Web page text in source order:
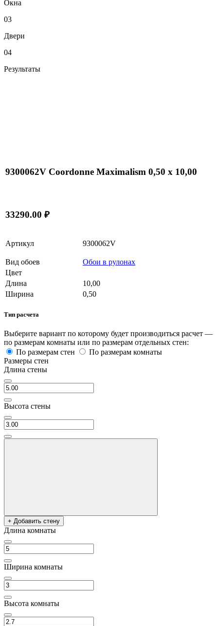
Окна
03
Двери
04
Результаты
9300062V Coordonne Maximalism 0,50 х 10,00
33290.00 ₽
Артикул 9300062V
Вид обоев
Обои в рулонах
Цвет
Длина
10,00
Ширина
0,50
Тип расчета
Выберите вариант по которому будет производиться расчет —
по размерам комнаты или по размерам отдельных стен:
По размерам стен
По размерам комнаты
Размеры стен
Длина стены
Высота стены
+ Добавить стену
Длина комнаты
Ширина комнаты
Высота комнаты